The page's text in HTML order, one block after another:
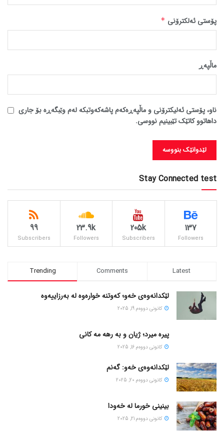
پۆستی ئەلکترۆنی *
ماڵپه‌ڕ
ناو، پۆستی ئەلیکترۆنی و ماڵپەڕەکەم پاشەکەوتبکە لەم وێبگەڕە بۆ جاری
داهاتوو کاتێک تێبینیم نووسی.
Stay Connected test
137
Followers
205k
Subscribers
23.9k
Followers
99
Subscribers
Trending Comments Latest
لێکدانەوەی خەو؛ کەوتنە خوارەوە لە بەرزاییەوە
كانونی دووه‌م 19, 2025
پیره میرد؛ ژیان و به رهه مه کانی
كانونی دووه‌م 16, 2025
لێکدانەوەی خەو: گەنم
كانونی دووه‌م 20, 2025
بینینی خورما لە خەودا
كانونی دووه‌م 21, 2025